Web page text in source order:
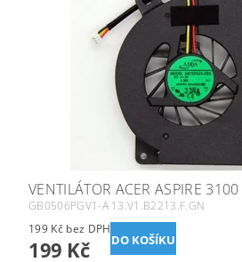
VENTILÁTOR ACER ASPIRE 3100
GB0506PGV1-A 13.V1.B2213.F.GN
199 Kč bez DPH
199 Kč